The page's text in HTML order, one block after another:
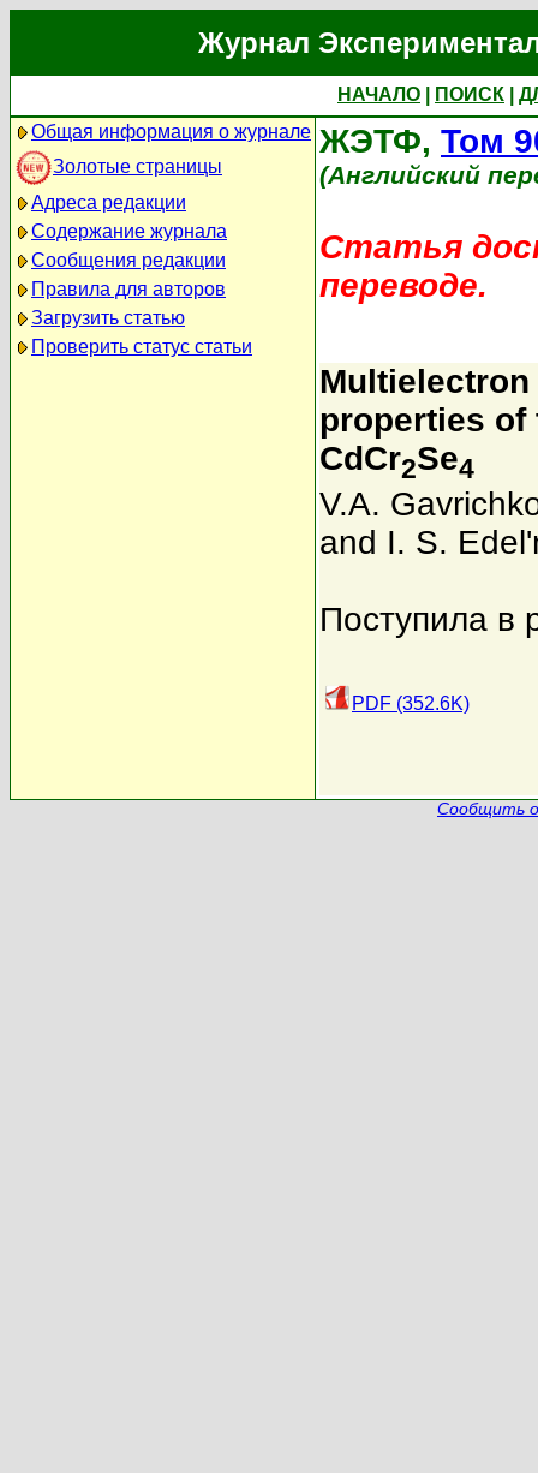
Журнал
НАЧАЛО ПОИСК
Общая информация о журнале
Золотые страницы
Адреса редакции
Содержание журнала
Сообщения редакции
Правила для авторов
Загрузить статью
Проверить статус статьи
ЖЭТФ, Том
(Английский
Статья
переводе.
properties of
CdCr2Se4
V.A.
and I. S.
Поступила в
PDF (352.6K)
Сообщить о